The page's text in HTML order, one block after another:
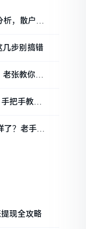
析，散户如
几步别搞错
张教你几
把手教你
了？老手教
现全攻略